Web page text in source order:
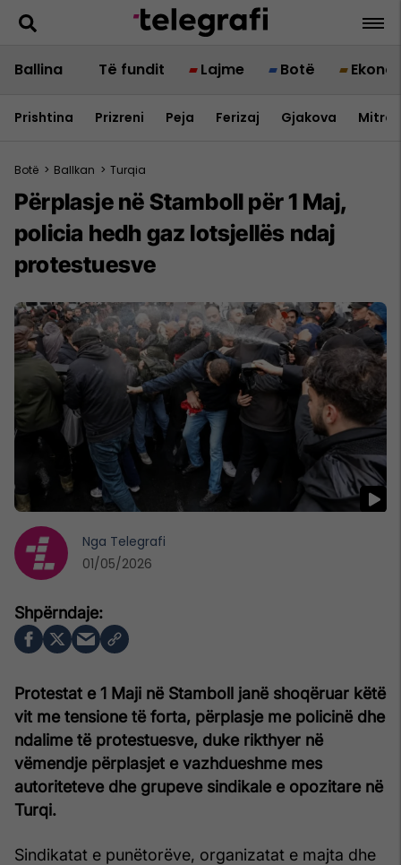
Ballina Të fundit Lajme Botë
Prishtina Prizreni Peja Ferizaj Gjakova
Botë > Ballkan > Turqia
Përplasje në Stamboll për 1 Maj,
policia hedh gaz lotsjellës ndaj
protestuesve
Protestat e 1 Maji në Stamboll janë shoqëruar këtë
vit me tensione të forta, përplasje me policinë dhe
ndalime të protestuesve, duke rikthyer në
vëmendje përplasjet e vazhdueshme mes
autoriteteve dhe grupeve sindikale e opozitare në
Turqi.
Sindikatat e punëtorëve, organizatat e majta dhe
Nga Telegrafi
01/05/2026